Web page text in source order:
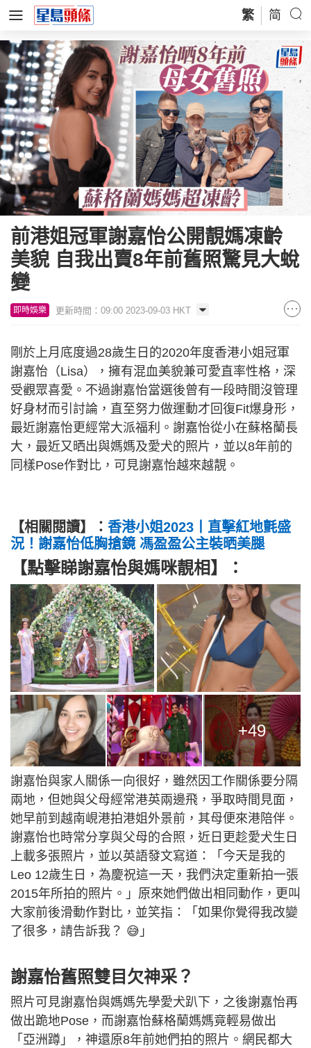
繁 简
前港姐冠軍謝嘉怡公開靚媽凍齡
美貌 自我出賣8年前舊照驚見大蛻
變
即時娛樂 更新時間：09:00 2023-09-03 HKT
剛於上月底度過28歲生日的2020年度香港小姐冠軍
謝嘉怡（Lisa），擁有混血美貌兼可愛直率性格，深
受觀眾喜愛。不過謝嘉怡當選後曾有一段時間沒管理
好身材而引討論，直至努力做運動才回復Fit爆身形，
最近謝嘉怡更經常大派福利。謝嘉怡從小在蘇格蘭長
大，最近又晒出與媽媽及愛犬的照片，並以8年前的
同樣Pose作對比，可見謝嘉怡越來越靚。
【相關閱讀】： 香港小姐2023丨直擊紅地氈盛
況！謝嘉怡低胸搶鏡 馮盈盈公主裝晒美腿
【點擊睇謝嘉怡與媽咪靚相】：
+49
謝嘉怡與家人關係一向很好，雖然因工作關係要分隔
兩地，但她與父母經常港英兩邊飛，爭取時間見面，
她早前到越南峴港拍港姐外景前，其母便來港陪伴。
謝嘉怡也時常分享與父母的合照，近日更趁愛犬生日
上載多張照片，並以英語發文寫道：「今天是我的
Leo 12歲生日，為慶祝這一天，我們決定重新拍一張
2015年所拍的照片。」原來她們做出相同動作，更叫
大家前後滑動作對比，並笑指：「如果你覺得我改變
了很多，請告訴我？ 😅」
謝嘉怡舊照雙目欠神采？
照片可見謝嘉怡與媽媽先學愛犬趴下，之後謝嘉怡再
做出跪地Pose，而謝嘉怡蘇格蘭媽媽竟輕易做出
「亞洲蹲」，神還原8年前她們拍的照片。網民都大